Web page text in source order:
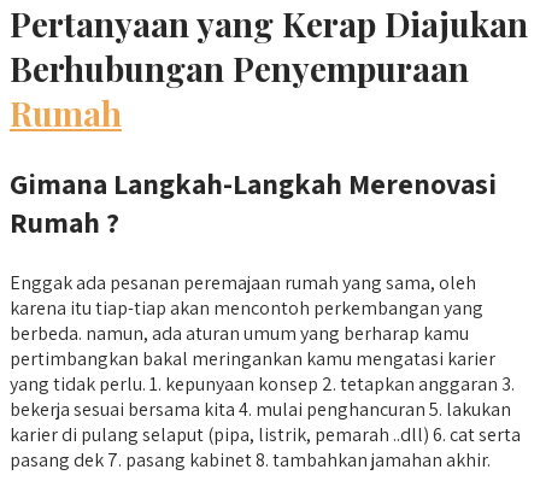
Pertanyaan yang Kerap Diajukan
Berhubungan Penyempuraan
Rumah
Gimana Langkah-Langkah Merenovasi
Rumah ?
Enggak ada pesanan peremajaan rumah yang sama, oleh
karena itu tiap-tiap akan mencontoh perkembangan yang
berbeda. namun, ada aturan umum yang berharap kamu
pertimbangkan bakal meringankan kamu mengatasi karier
yang tidak perlu. 1. kepunyaan konsep 2. tetapkan anggaran 3.
bekerja sesuai bersama kita 4. mulai penghancuran 5. lakukan
karier di pulang selaput (pipa, listrik, pemarah ..dll) 6. cat serta
pasang dek 7. pasang kabinet 8. tambahkan jamahan akhir.